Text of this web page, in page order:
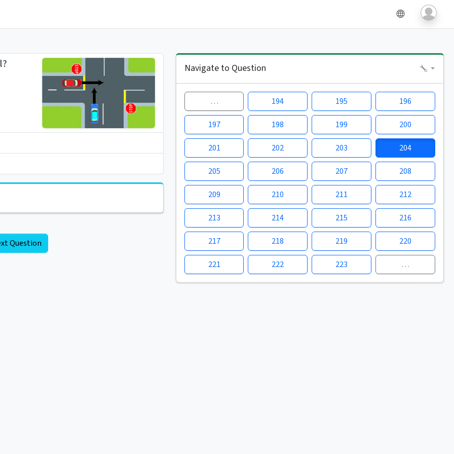
Question
Navigate to Question
… 194 195 196
197 198 199 200
201 202 203 204
205 206 207 208
209 210 211 212
213 214 215 216
217 218 219 220
221 222 223 …